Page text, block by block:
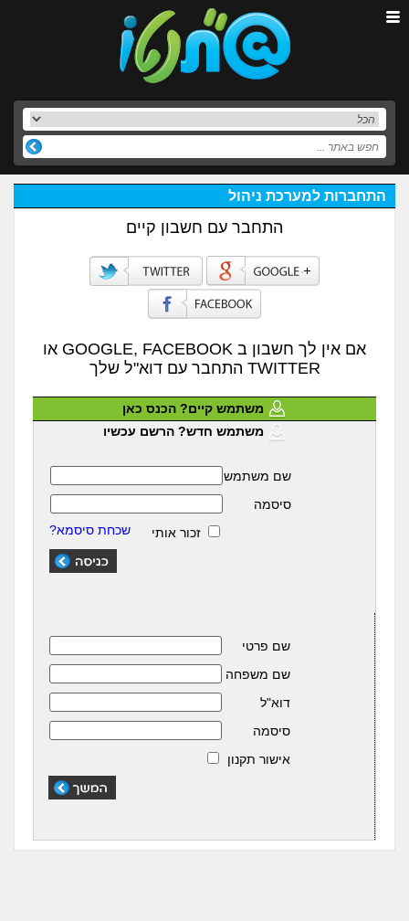
התחברות למערכת ניהול
התחבר עם חשבון קיים
אם אין לך חשבון ב GOOGLE, FACEBOOK או
TWITTER התחבר עם דוא"ל שלך
משתמש קיים? הכנס כאן
משתמש חדש? הרשם עכשיו
שם משתמש
סיסמה
זכור אותי
שכחת סיסמא?
שם פרטי
שם משפחה
דוא"ל
סיסמה
אישור תקנון